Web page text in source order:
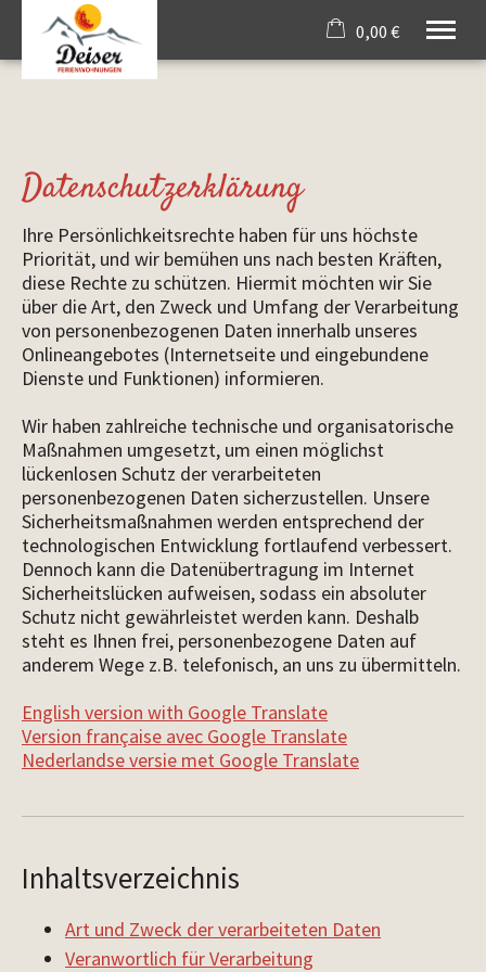
Bewertung
Oberstdorf
Tel.08322 4431
0,00 €
Datenschutzerklärung
Ihre Persönlichkeitsrechte haben für uns höchste
Priorität, und wir bemühen uns nach besten Kräften,
diese Rechte zu schützen. Hiermit möchten wir Sie
über die Art, den Zweck und Umfang der Verarbeitung
von personenbezogenen Daten innerhalb unseres
Onlineangebotes (Internetseite und eingebundene
Dienste und Funktionen) informieren.
Wir haben zahlreiche technische und organisatorische
Maßnahmen umgesetzt, um einen möglichst
lückenlosen Schutz der verarbeiteten
personenbezogenen Daten sicherzustellen. Unsere
Sicherheitsmaßnahmen werden entsprechend der
technologischen Entwicklung fortlaufend verbessert.
Dennoch kann die Datenübertragung im Internet
Sicherheitslücken aufweisen, sodass ein absoluter
Schutz nicht gewährleistet werden kann. Deshalb
steht es Ihnen frei, personenbezogene Daten auf
anderem Wege z.B. telefonisch, an uns zu übermitteln.
English version with Google Translate
Version française avec Google Translate
Nederlandse versie met Google Translate
Inhaltsverzeichnis
Art und Zweck der verarbeiteten Daten
Veranwortlich für Verarbeitung